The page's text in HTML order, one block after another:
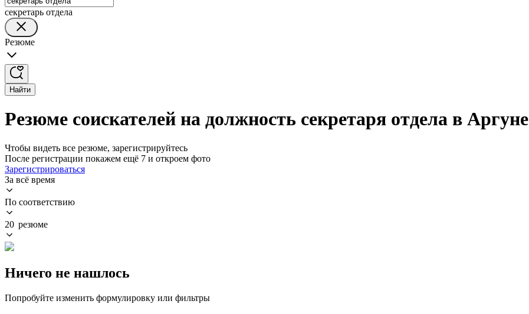
секретарь отдела
Резюме
Найти
Резюме соискателей на должность секретаря отдела в Аргуне
Чтобы видеть все резюме, зарегистрируйтесь
После регистрации покажем ещё 7 и откроем фото
Зарегистрироваться
За всё время
По соответствию
20 резюме
Ничего не нашлось
Попробуйте изменить формулировку или фильтры